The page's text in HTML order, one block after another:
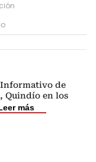
de
Quindío en los
más